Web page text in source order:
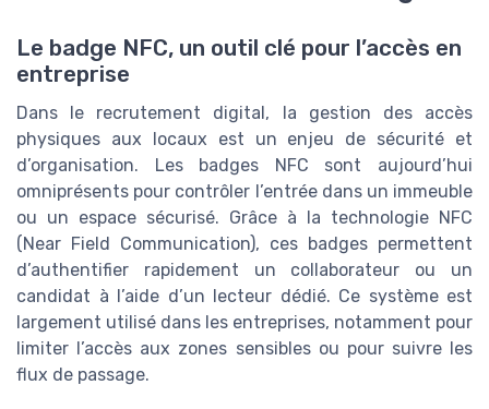
Le badge NFC, un outil clé pour l’accès en
entreprise
Dans le recrutement digital, la gestion des accès
physiques aux locaux est un enjeu de sécurité et
d’organisation. Les badges NFC sont aujourd’hui
omniprésents pour contrôler l’entrée dans un immeuble
ou un espace sécurisé. Grâce à la technologie NFC
(Near Field Communication), ces badges permettent
d’authentifier rapidement un collaborateur ou un
candidat à l’aide d’un lecteur dédié. Ce système est
largement utilisé dans les entreprises, notamment pour
limiter l’accès aux zones sensibles ou pour suivre les
flux de passage.